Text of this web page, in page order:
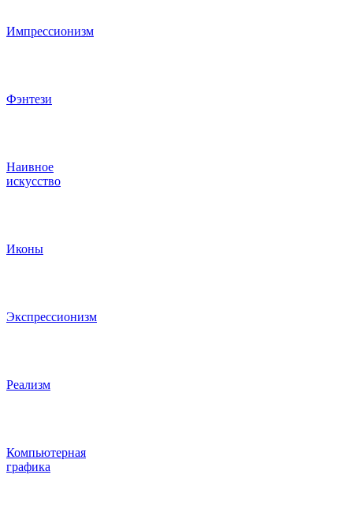
Импрессионизм
Фэнтези
Наивное
искусство
Иконы
Экспрессионизм
Реализм
Компьютерная
графика